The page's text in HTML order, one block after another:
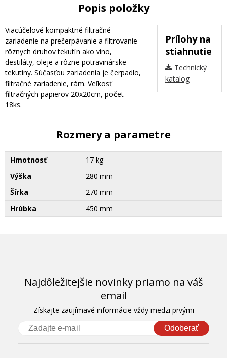
Popis položky
Prílohy na
stiahnutie
Technický
katalog
Viacúčelové kompaktné filtračné
zariadenie na prečerpávanie a filtrovanie
rôznych druhov tekutín ako víno,
destiláty, oleje a rôzne potravinárske
tekutiny. Súčasťou zariadenia je čerpadlo,
filtračné zariadenie, rám. Veľkosť
filtračných papierov 20x20cm, počet
18ks.
Rozmery a parametre
Hmotnosť
17 kg
Výška
280 mm
Šírka
270 mm
Hrúbka
450 mm
Najdôležitejšie novinky priamo na váš
email
Získajte zaujímavé informácie vždy medzi prvými
Odoberať